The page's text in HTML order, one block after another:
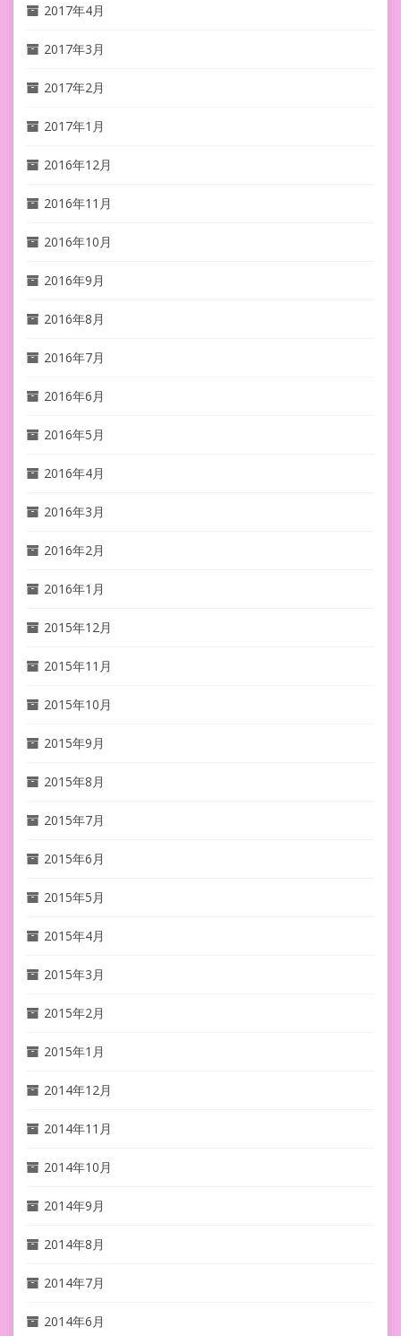
2017年4月
2017年3月
2017年2月
2017年1月
2016年12月
2016年11月
2016年10月
2016年9月
2016年8月
2016年7月
2016年6月
2016年5月
2016年4月
2016年3月
2016年2月
2016年1月
2015年12月
2015年11月
2015年10月
2015年9月
2015年8月
2015年7月
2015年6月
2015年5月
2015年4月
2015年3月
2015年2月
2015年1月
2014年12月
2014年11月
2014年10月
2014年9月
2014年8月
2014年7月
2014年6月